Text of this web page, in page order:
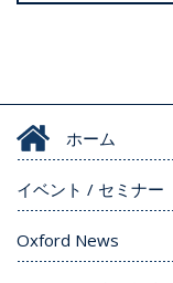
ホーム
イベント / セミナー
Oxford News